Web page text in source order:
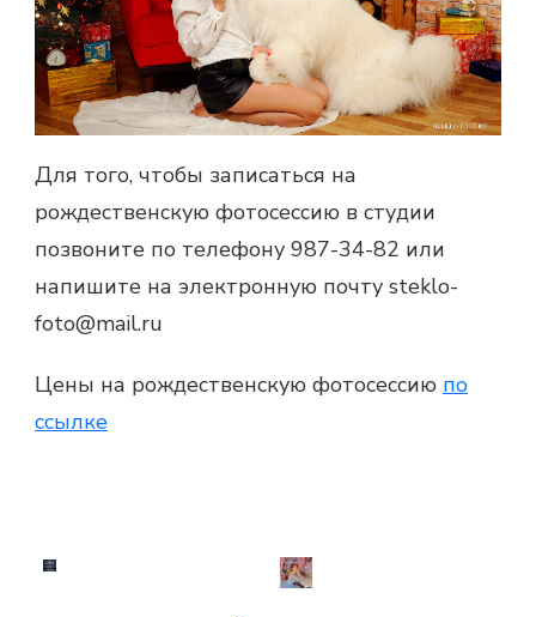
Для того, чтобы записаться на
рождественскую фотосессию в студии
позвоните по телефону 987-34-82 или
напишите на электронную почту steklo-
foto@mail.ru
Цены на рождественскую фотосессию по
ссылке